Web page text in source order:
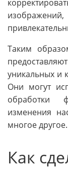
Таким
уникальных и
Они могут
обработки
изменения
многое другое.
Как